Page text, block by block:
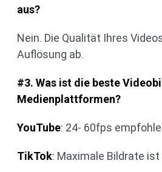
aus?
Nein. Die Qualität Ihres
Auflösung ab.
#3. Was ist die beste
Medienplattformen?
YouTube: 24- 60fps
TikTok: Maximale Bildrate